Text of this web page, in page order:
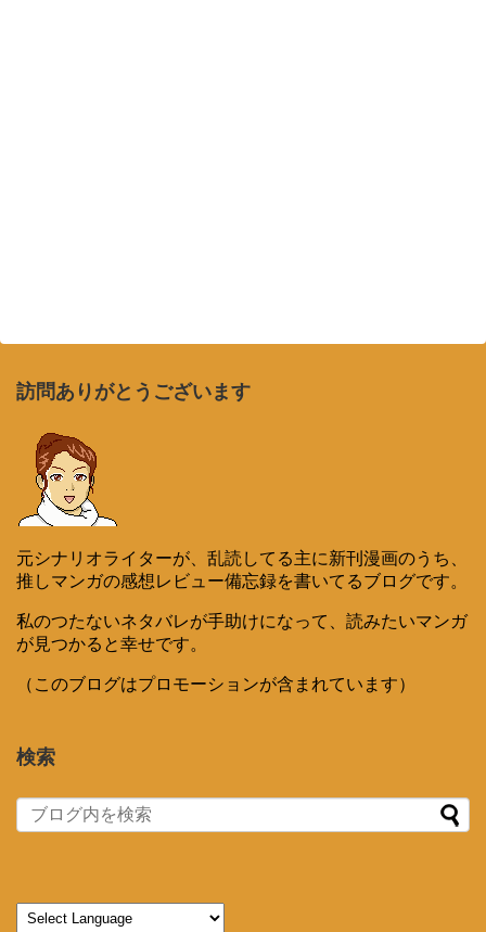
訪問ありがとうございます
元シナリオライターが、乱読してる主に新刊漫画のうち、
推しマンガの感想レビュー備忘録を書いてるブログです。
私のつたないネタバレが手助けになって、読みたいマンガ
が見つかると幸せです。
（このブログはプロモーションが含まれています）
検索